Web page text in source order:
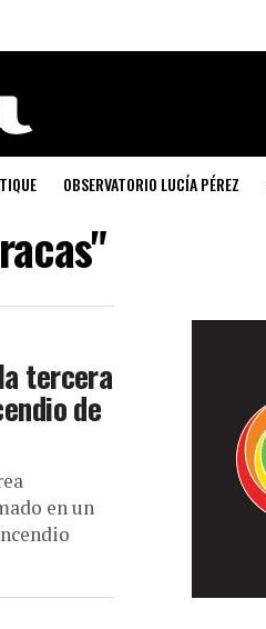
OBSERVATORIO LUCÍA PÉREZ
tercera
de
en un